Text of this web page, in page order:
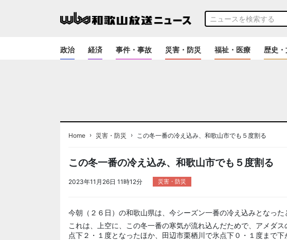
政治 経済 事件・事故 災害・防災 福祉・医療 歴史
Home › 災害・防災 › この冬一番の冷え込み、和歌山市でも５度割る
この冬一番の冷え込み、和歌山市でも５度割る
2023年11月26日 11時12分 災害・防災
今朝（２６日）の和歌山県は、今シーズン一番の冷え込みとなった
これは、上空に、この冬一番の寒気が流れ込んだためで、アメダ
点下２・１度となったほか、田辺市栗栖川で氷点下０・１度まで